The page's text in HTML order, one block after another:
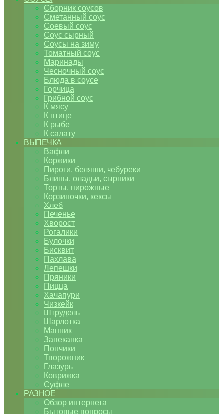
Сборник соусов
Сметанный соус
Соевый соус
Соус сырный
Соусы на зиму
Томатный соус
Маринады
Чесночный соус
Блюда в соусе
Горчица
Грибной соус
К мясу
К птице
К рыбе
К салату
ВЫПЕЧКА
Вафли
Коржики
Пироги, беляши, чебуреки
Блины, оладьи, сырники
Торты, пирожные
Корзиночки, кексы
Хлеб
Печенье
Хворост
Рогалики
Булочки
Бисквит
Пахлава
Лепешки
Пряники
Пицца
Хачапури
Чизкейк
Штрудель
Шарлотка
Манник
Запеканка
Пончики
Творожник
Глазурь
Коврижка
Суфле
РАЗНОЕ
Обзор интернета
Бытовые вопросы